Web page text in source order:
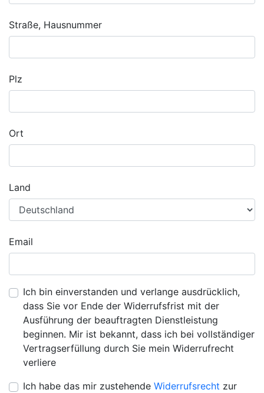
Straße, Hausnummer
Plz
Ort
Land
Email
Ich bin einverstanden und verlange ausdrücklich,
dass Sie vor Ende der Widerrufsfrist mit der
Ausführung der beauftragten Dienstleistung
beginnen. Mir ist bekannt, dass ich bei vollständiger
Vertragserfüllung durch Sie mein Widerrufrecht
verliere
Ich habe das mir zustehende Widerrufsrecht zur